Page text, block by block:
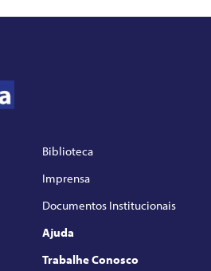
Biblioteca
Imprensa
Documentos Institucionais
Ajuda
Trabalhe Conosco